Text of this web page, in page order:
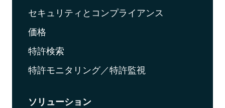
セキュリティとコンプライアンス
価格
特許検索
特許モニタリング／特許監視
ソリューション